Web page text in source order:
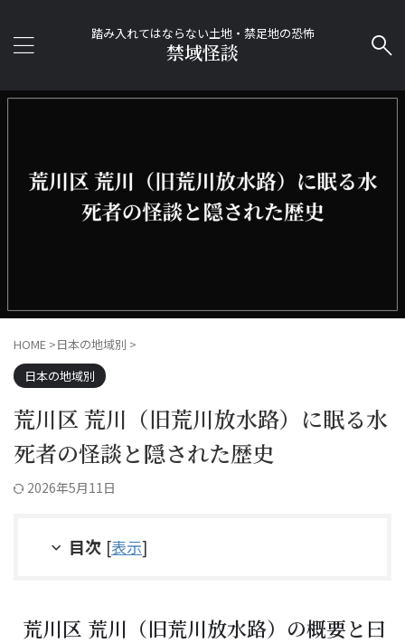
踏み入れてはならない土地・禁足地の恐怖
禁域怪談
HOME >日本の地域別 >
日本の地域別
荒川区 荒川（旧荒川放水路）に眠る水
死者の怪談と隠された歴史
2026年5月11日
目次 [表示]
荒川区 荒川（旧荒川放水路）の概要と曰